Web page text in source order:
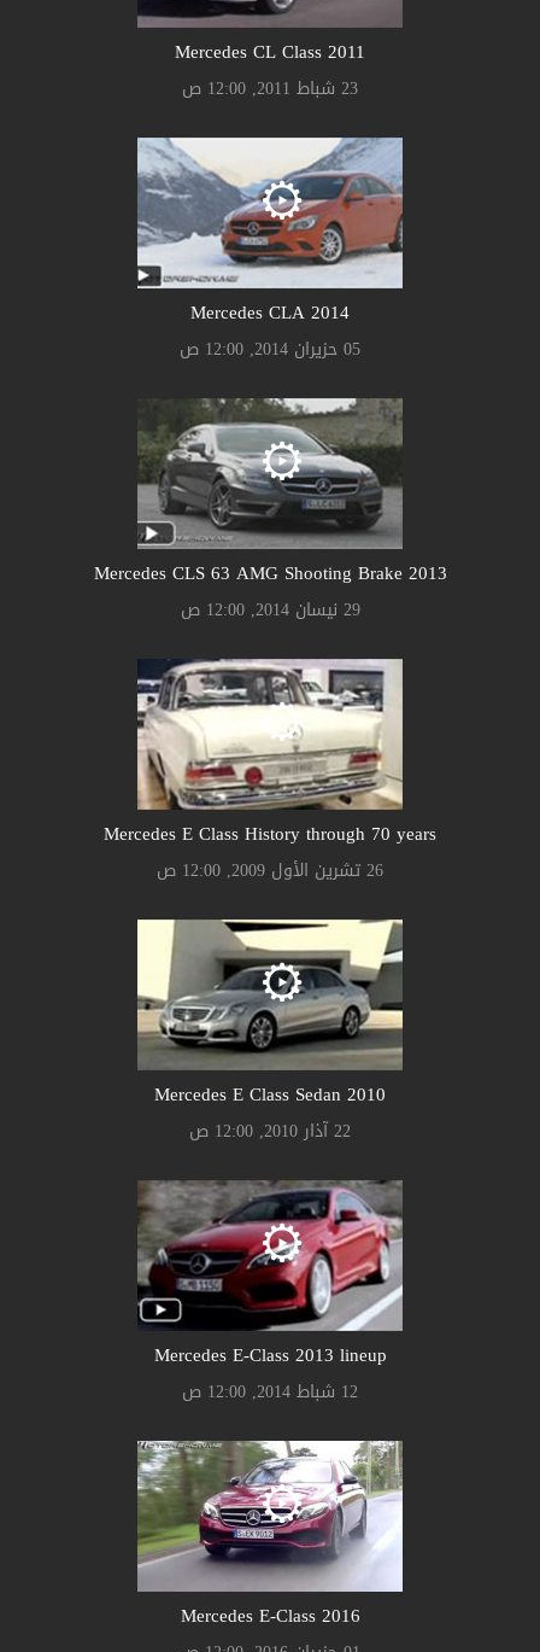
Mercedes CL Class 2011
23 شباط 2011, 12:00 ص
Mercedes CLA 2014
05 حزيران 2014, 12:00 ص
Mercedes CLS 63 AMG Shooting Brake 2013
29 نيسان 2014, 12:00 ص
Mercedes E Class History through 70 years
26 تشرين الأول 2009, 12:00 ص
Mercedes E Class Sedan 2010
22 آذار 2010, 12:00 ص
Mercedes E-Class 2013 lineup
12 شباط 2014, 12:00 ص
Mercedes E-Class 2016